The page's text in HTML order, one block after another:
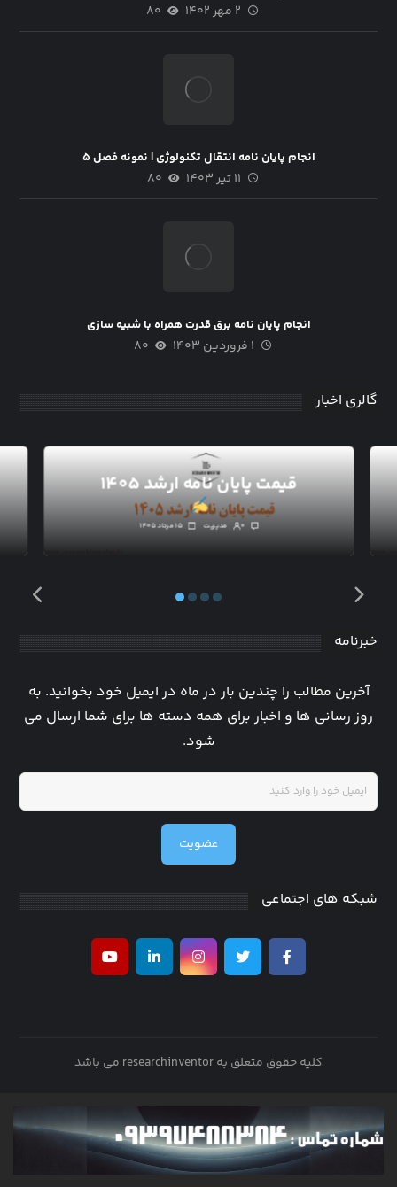
۲ مهر ۱۴۰۲ ۸۰
انجام پایان نامه انتقال تکنولوژی | نمونه فصل ۵
۱۱ تیر ۱۴۰۳ ۸۰
انجام پایان نامه برق قدرت همراه با شبیه سازی
۱ فروردین ۱۴۰۳ ۸۰
گالری اخبار
قیمت پایان نامه ارشد ۱۴۰۵
۱۵ مرداد ۱۴۰۵ مدیریت ۰
خبرنامه
آخرین مطالب را چندین بار در ماه در ایمیل خود بخوانید. به
روز رسانی ها و اخبار برای همه دسته ها برای شما ارسال می
شود.
عضویت
شبکه های اجتماعی
کلیه حقوق متعلق به researchinventor می باشد